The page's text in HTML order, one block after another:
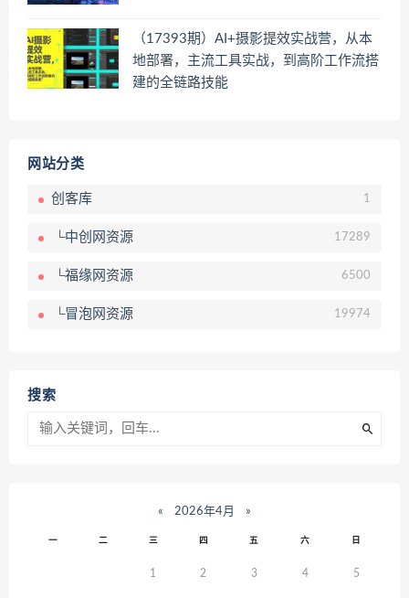
（17393期）AI+摄影提效实战营，从本
地部署，主流工具实战，到高阶工作流搭
建的全链路技能
网站分类
创客库 1
└中创网资源 17289
└福缘网资源 6500
└冒泡网资源 19974
搜索
« 2026年4月 »
一 二 三 四 五 六 日
1 2 3 4 5